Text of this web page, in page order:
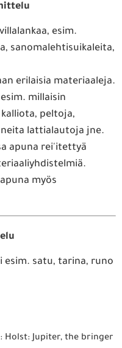
esim.
sanomalehtisuikaleita,
erilaisia materiaaleja.
millaisin
peltoja,
lattialautoja jne.
apuna rei'itettyä
myös
esim. satu, tarina, runo
Holst: Jupiter, the bringer